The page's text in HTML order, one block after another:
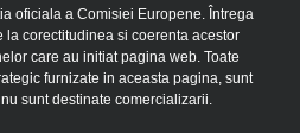
oficiala a Comisiei Europene. Întrega
corectitudinea si coerenta acestor
care au initiat pagina web. Toate
furnizate in aceasta pagina, sunt
sunt destinate comercializarii.